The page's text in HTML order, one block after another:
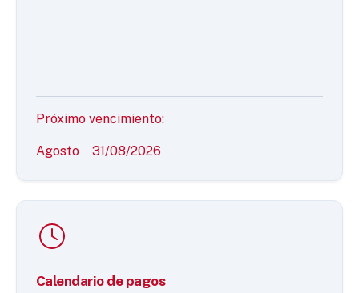
Próximo vencimiento:
Agosto 31/08/2026
Calendario de pagos